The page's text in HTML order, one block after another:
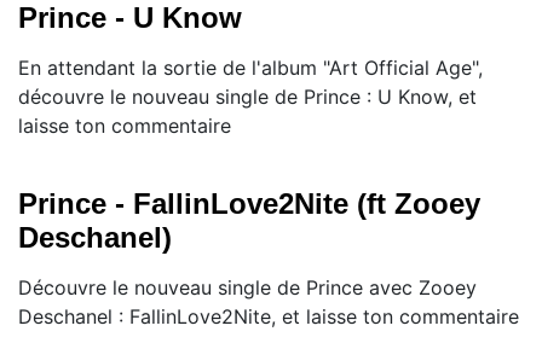
Prince - U Know
En attendant la sortie de l'album "Art Official Age",
découvre le nouveau single de Prince : U Know, et
laisse ton commentaire
Prince - FallinLove2Nite (ft Zooey
Deschanel)
Découvre le nouveau single de Prince avec Zooey
Deschanel : FallinLove2Nite, et laisse ton commentaire